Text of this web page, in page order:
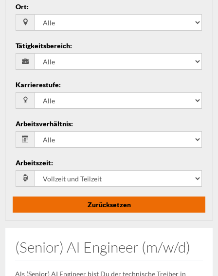
Ort:
Tätigkeitsbereich:
Karrierestufe:
Arbeitsverhältnis:
Arbeitszeit:
Zurücksetzen
(Senior) AI Engineer (m/w/d)
Als (Senior) AI Engineer bist Du der technische Treiber in